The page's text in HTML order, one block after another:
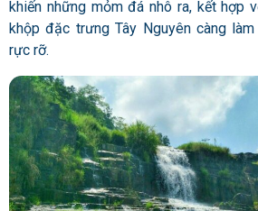
khiến những mỏm đá nhô ra, kết hợp
khộp đặc trưng Tây Nguyên càng
rực rỡ.